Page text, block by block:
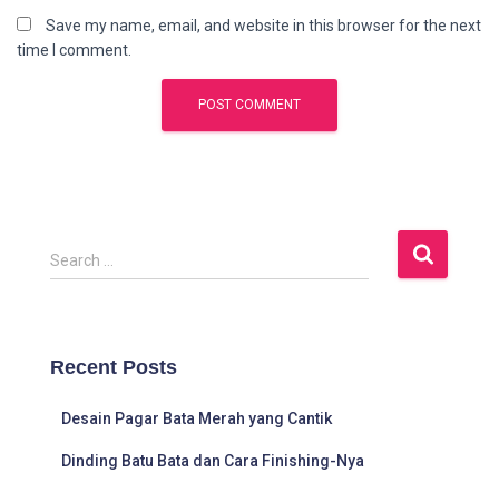
Save my name, email, and website in this browser for the next
time I comment.
S
e
h
Search …
Recent Posts
Desain Pagar Bata Merah yang Cantik
Dinding Batu Bata dan Cara Finishing-Nya